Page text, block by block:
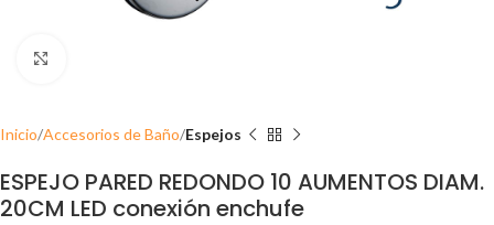
Inicio Accesorios de Baño Espejos
ESPEJO PARED REDONDO 10 AUMENTOS DIAM.
20CM LED conexión enchufe